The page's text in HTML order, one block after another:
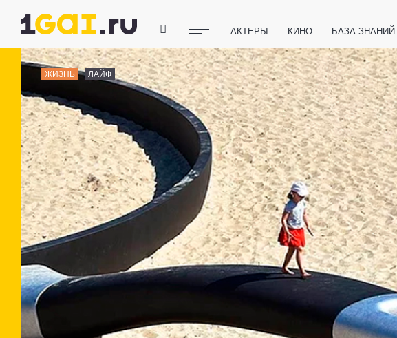
АКТЕРЫ КИНО БАЗА ЗНАНИЙ
ПОЛЕЗНЫЕ СОВЕТЫ ЖИВОТНЫЕ
ФИТНЕС ТЕХНОЛОГИИ
ЖИЗНЬ ЛАЙФ